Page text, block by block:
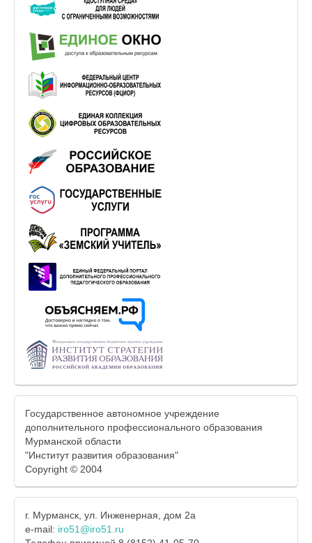
Государственное автономное учреждение
дополнительного профессионального образования
Мурманской области
"Институт развития образования"
Copyright © 2004
г. Мурманск, ул. Инженерная, дом 2а
e-mail: iro51@iro51.ru